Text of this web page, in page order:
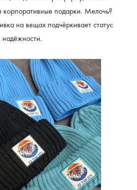
подарки. Мелочь?
на вещах подчёркивает статус